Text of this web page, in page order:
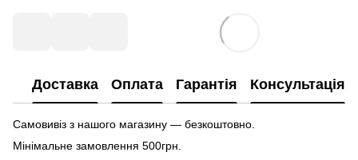
Доставка Оплата Гарантія Консультація
Самовивіз з нашого магазину — безкоштовно.
Мінімальне замовлення 500грн.